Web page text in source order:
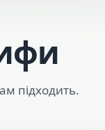
підходить.